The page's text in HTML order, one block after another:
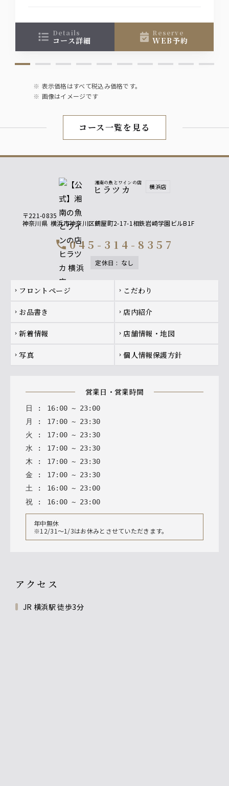
ソフトドリンク
オレンジ、グレープフルーツ、烏龍茶、ジンジャーエー
ル、スパークリングウォーター
席以外をご希望の場合は直接、お店へご連絡下さ
い。
details
コース詳細
reserve
WEB予約
表示価格はすべて税込み価格です。
画像はイメージです
コース一覧を見る
湘南の魚とワインの店
ヒラツカ 横浜店
〒221-0835
神奈川県 横浜市神奈川区鶴屋町2-17-1相鉄岩崎学園ビルB1F
call045-314-8357
定休日 : なし
Footer navigation
chevron_right フロントページ chevron_right こだわり
chevron_right お品書き chevron_right 店内紹介
chevron_right 新着情報 chevron_right 店舗情報・地図
chevron_right 写真 chevron_right 個人情報保護方針
営業日・営業時間
日 : 16: 00 ~ 23: 00
月
: 17: 00 ~ 23: 30
火
: 17: 00 ~ 23: 30
水 : 17: 00 ~ 23: 30
木 : 17: 00 ~ 23: 30
金 : 17: 00 ~ 23: 30
土 : 16: 00 ~ 23: 00
祝 : 16: 00 ~ 23: 00
年中無休
※12/31～1/3はお休みとさせていただきます。
アクセス
JR 横浜駅 徒歩3分